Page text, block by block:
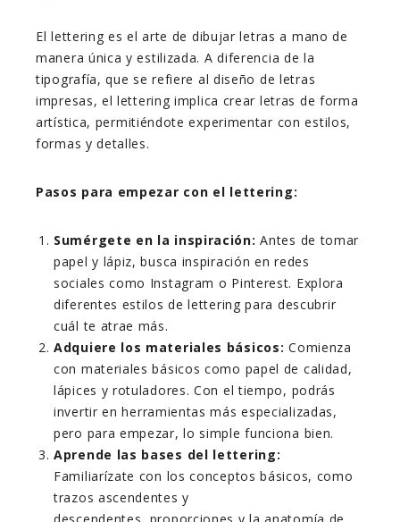
El lettering es el arte de dibujar letras a mano de
manera única y estilizada. A diferencia de la
tipografía, que se refiere al diseño de letras
impresas, el lettering implica crear letras de forma
artística, permitiéndote experimentar con estilos,
formas y detalles.
Pasos para empezar con el lettering:
Sumérgete en la inspiración: Antes de tomar
papel y lápiz, busca inspiración en redes
sociales como Instagram o Pinterest. Explora
diferentes estilos de lettering para descubrir
cuál te atrae más.
Adquiere los materiales básicos: Comienza
con materiales básicos como papel de calidad,
lápices y rotuladores. Con el tiempo, podrás
invertir en herramientas más especializadas,
pero para empezar, lo simple funciona bien.
Aprende las bases del lettering:
Familiarízate con los conceptos básicos, como
trazos ascendentes y